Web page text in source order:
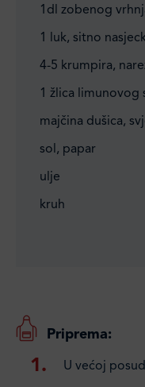
1dl zobenog
1 luk, sitno
4-5 krumpira,
1 žlica limunovog
majčina dušica,
sol, papar
ulje
kruh
Priprema:
U većoj